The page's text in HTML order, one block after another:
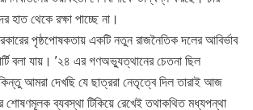
হাত থেকে রক্ষা পাচ্ছে না।
পৃষ্ঠপোষকতায় একটি নতুন রাজনৈতিক দলের আবির্ভাব
বলা যায়। ’২৪ এর গণঅভ্যুত্থানের চেতনা ছিল
কিন্তু আমরা দেখছি যে ছাত্ররা নেতৃত্বে দিল তারাই আজ
শোষণমূলক ব্যবস্থা টিকিয়ে রেখেই তথাকথিত মধ্যপন্থা